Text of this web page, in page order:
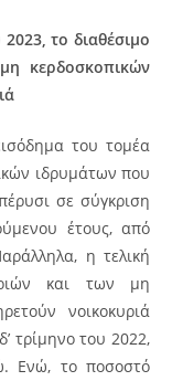
το διαθέσιμο
κερδοσκοπικών
του τομέα
ιδρυμάτων που
σε σύγκριση
έτους, από
η τελική
και των μη
νοικοκυριά
τρίμηνο του 2022,
Ενώ, το ποσοστό